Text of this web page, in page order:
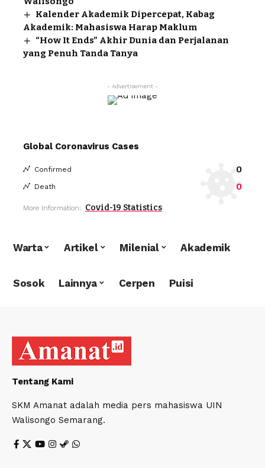
Kalender Akademik Dipercepat, Kabag
Akademik: Mahasiswa Harap Maklum
“How It Ends” Akhir Dunia dan Perjalanan
yang Penuh Tanda Tanya
- Advertisement -
Global Coronavirus Cases
Confirmed 0
Death 0
More Information: Covid-19 Statistics
Warta Artikel Milenial Akademik
Sosok Lainnya Cerpen Puisi
Tentang Kami
SKM Amanat adalah media pers mahasiswa UIN
Walisongo Semarang.